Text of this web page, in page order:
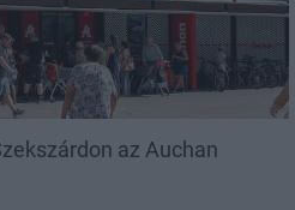
az Auchan